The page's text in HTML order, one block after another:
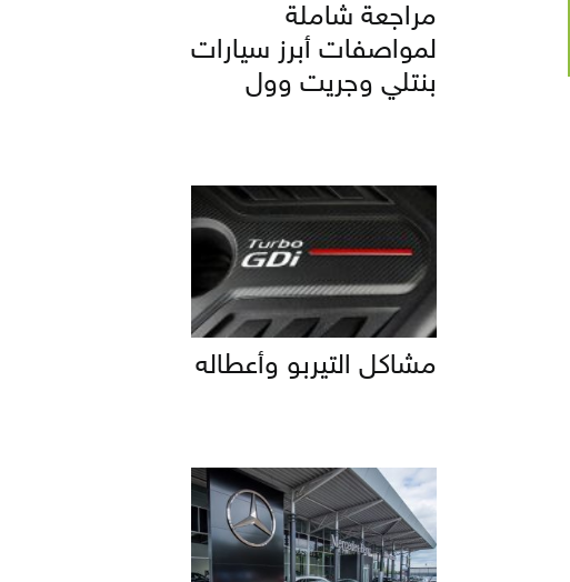
مراجعة شاملة
لمواصفات أبرز سيارات
بنتلي وجريت وول
مشاكل التيربو وأعطاله